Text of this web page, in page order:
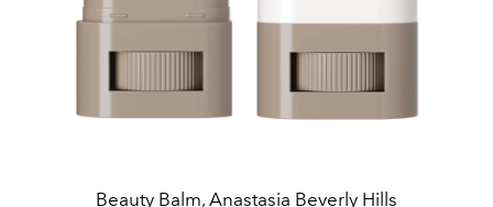
Beauty Balm, Anastasia Beverly Hills